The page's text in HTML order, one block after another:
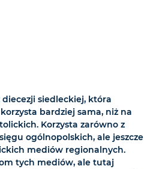
siedleckiej, która
bardziej sama, niż na
Korzysta zarówno z
ogólnopolskich, ale jeszcze
mediów regionalnych.
tych mediów, ale tutaj